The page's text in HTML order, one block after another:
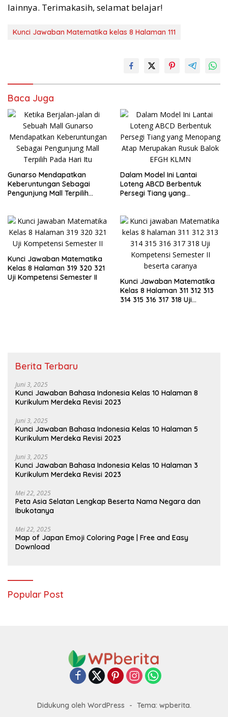
lainnya. Terimakasih, selamat belajar!
Kunci Jawaban Matematika kelas 8 Halaman 111
Baca Juga
Gunarso Mendapatkan
Keberuntungan Sebagai
Pengunjung Mall Terpilih
Dalam Model Ini Lantai
Loteng ABCD Berbentuk
Persegi Tiang yang
Kunci Jawaban Matematika
Kelas 8 Halaman 319 320 321
Uji Kompetensi Semester II
Kunci Jawaban Matematika
Kelas 8 Halaman 311 312 313
314 315 316 317 318 Uji
Berita Terbaru
Juni 3, 2025
Kunci Jawaban Bahasa Indonesia Kelas 10 Halaman 8
Kurikulum Merdeka Revisi 2023
Juni 3, 2025
Kunci Jawaban Bahasa Indonesia Kelas 10 Halaman 5
Kurikulum Merdeka Revisi 2023
Juni 3, 2025
Kunci Jawaban Bahasa Indonesia Kelas 10 Halaman 3
Kurikulum Merdeka Revisi 2023
Mei 22, 2025
Peta Asia Selatan Lengkap Beserta Nama Negara dan
Ibukotanya
Mei 22, 2025
Map of Japan Emoji Coloring Page | Free and Easy
Download
Popular Post
Didukung oleh WordPress - Tema: wpberita.